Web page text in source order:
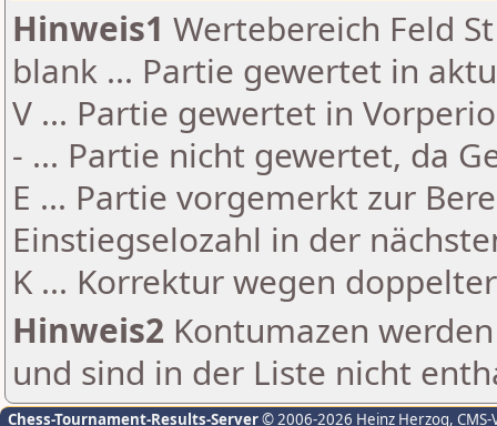
Hinweis1 Wertebereich Feld
blank ... Partie gewertet in
V ... Partie gewertet in
- ... Partie nicht gewertet, da
E ... Partie vorgemerkt zur
Einstiegselozahl in der
K ... Korrektur wegen
Hinweis2 Kontumazen
und sind in der Liste nicht
Chess-Tournament-Results-Server© 2006-2026 Heinz Herzog,